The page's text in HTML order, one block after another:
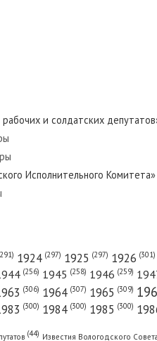
и солдатских
Исполнительного Комитета»
1924 (297) 1925 (297) 1926 (301)
(256) 1945 (258) 1946 (259)
(306) 1964 (307) 1965 (309)
(300) 1984 (300) 1985 (300)
(44) Известия Вологодского